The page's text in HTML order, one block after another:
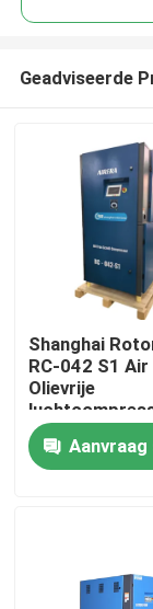
Huis
Geadviseerde
Shanghai
RC-042 S1 Air
Olievrije
2890 Min Motor
Speed